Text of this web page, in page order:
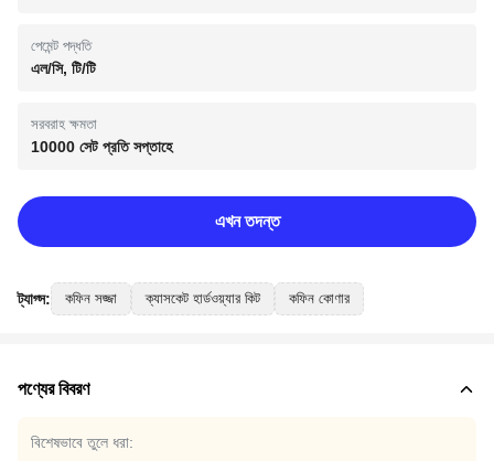
পেমেন্ট পদ্ধতি
এল/সি, টি/টি
সরবরাহ ক্ষমতা
10000 সেট প্রতি সপ্তাহে
এখন তদন্ত
ট্যাগ্স: কফিন সজ্জা ক্যাসকেট হার্ডওয়্যার কিট কফিন কোণার
পণ্যের বিবরণ
বিশেষভাবে তুলে ধরা: